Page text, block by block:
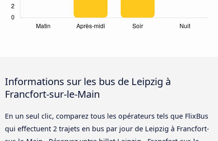
Informations sur les bus de Leipzig à
Francfort-sur-le-Main
En un seul clic, comparez tous les opérateurs tels que FlixBus
qui effectuent 2 trajets en bus par jour de Leipzig à Francfort-